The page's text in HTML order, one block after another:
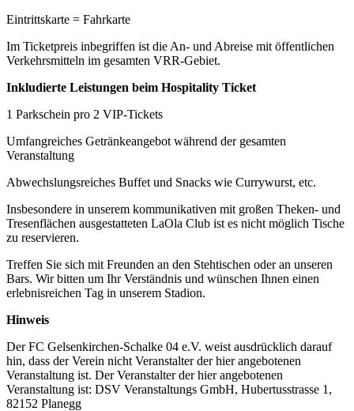
Eintrittskarte = Fahrkarte
Im Ticketpreis inbegriffen ist die An- und Abreise mit öffentlichen
Verkehrsmitteln im gesamten VRR-Gebiet.
Inkludierte Leistungen beim Hospitality Ticket
1 Parkschein pro 2 VIP-Tickets
Umfangreiches Getränkeangebot während der gesamten
Veranstaltung
Abwechslungsreiches Buffet und Snacks wie Currywurst, etc.
Insbesondere in unserem kommunikativen mit großen Theken- und
Tresenflächen ausgestatteten LaOla Club ist es nicht möglich Tische
zu reservieren.
Treffen Sie sich mit Freunden an den Stehtischen oder an unseren
Bars. Wir bitten um Ihr Verständnis und wünschen Ihnen einen
erlebnisreichen Tag in unserem Stadion.
Hinweis
Der FC Gelsenkirchen-Schalke 04 e.V. weist ausdrücklich darauf
hin, dass der Verein nicht Veranstalter der hier angebotenen
Veranstaltung ist. Der Veranstalter der hier angebotenen
Veranstaltung ist: DSV Veranstaltungs GmbH, Hubertusstrasse 1,
82152 Planegg